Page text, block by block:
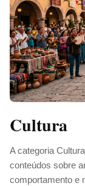
Cultura
A categoria
conteúdos sobre
comportamento e